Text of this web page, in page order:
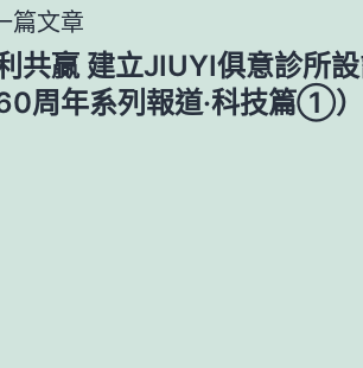
篇文章
共贏 建立JIUYI俱意診所
周年系列報道·科技篇①）